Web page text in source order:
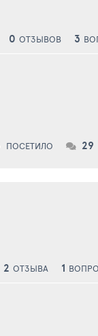
0 ОТЗЫВОВ 3
ПОСЕТИЛО 29
2 ОТЗЫВА 1